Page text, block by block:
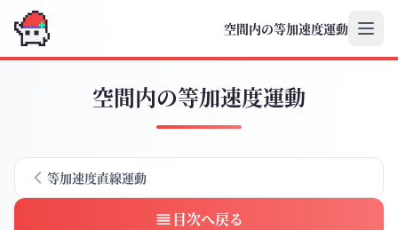
空間内の等加速度運動
空間内の等加速度運動
等加速度直線運動
目次へ戻る